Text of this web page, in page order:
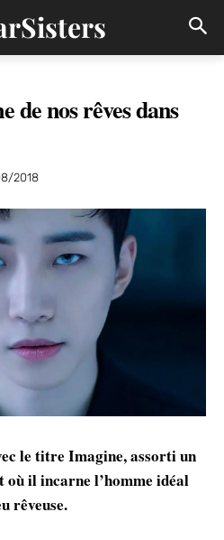
de nos rêves dans
2018
le titre Imagine, assorti un
où il incarne l’homme idéal
rêveuse.